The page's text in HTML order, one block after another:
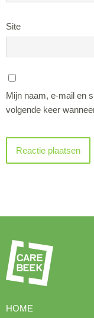
Site
Mijn naam, e-mail en
volgende keer
HOME